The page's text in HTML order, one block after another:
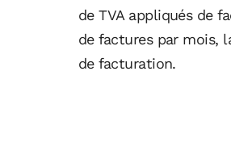
de TVA appliqués de
de factures par mois,
de facturation.